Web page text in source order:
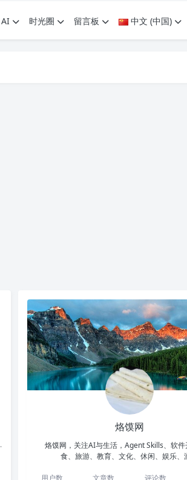
AI 时光圈 留言板 中文 (中国)
烙馍网
烙馍网，关注AI与生活，Agent Skills、软
食、旅游、教育、文化、休闲、娱乐、
用户数 文章数 评论数